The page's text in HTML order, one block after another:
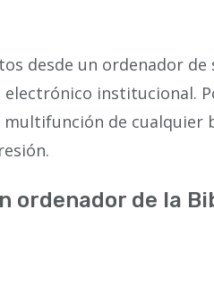
desde un ordenador
institucional.
multifunción de
ordenador de la